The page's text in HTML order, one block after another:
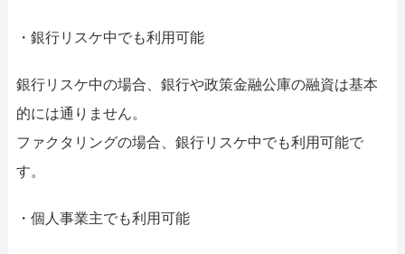
・銀行リスケ中でも利用可能
銀行リスケ中の場合、銀行や政策金融公庫の融資は基本
的には通りません。
ファクタリングの場合、銀行リスケ中でも利用可能で
す。
・個人事業主でも利用可能